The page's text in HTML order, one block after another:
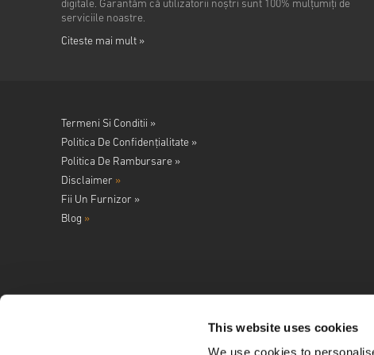
This website uses cookies
We use cookies to
digitale. Garantăm că utilizatorii noștri sunt 100% mulțumiți de
serviciile noastre.
Citeste mai mult »
Termeni Si Conditii »
Politica De Confidențialitate »
Politica De Rambursare »
Disclaimer »
Fii Un Furnizor »
Blog »